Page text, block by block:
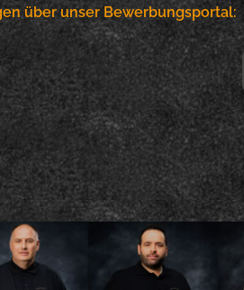
über unser Bewerbungsportal: